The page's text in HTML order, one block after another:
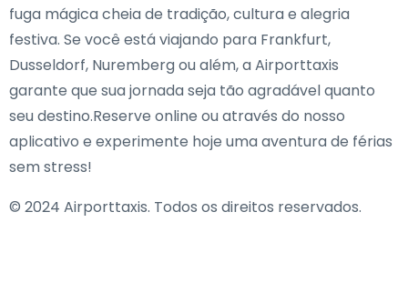
fuga mágica cheia de tradição, cultura e alegria
festiva. Se você está viajando para Frankfurt,
Dusseldorf, Nuremberg ou além, a Airporttaxis
garante que sua jornada seja tão agradável quanto
seu destino.Reserve online ou através do nosso
aplicativo e experimente hoje uma aventura de férias
sem stress!
© 2024 Airporttaxis. Todos os direitos reservados.